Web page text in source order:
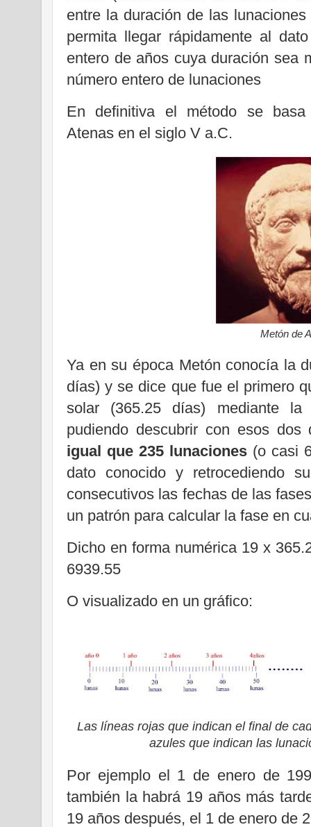
entre la duración de las
permita llegar rápidamente al
entero de años cuya duración sea
número entero de lunaciones
En definitiva el método se
Atenas en el siglo V a.C.
Metón de
Ya en su época Metón conocía la
días) y se dice que fue el primero
solar (365.25 días) mediante
pudiendo descubrir con esos dos
igual que 235 lunaciones (o casi
dato conocido y retrocediendo
consecutivos las fechas de las
un patrón para calcular la fase en
Dicho en forma numérica 19 x
6939.55
O visualizado en un gráfico:
Las líneas rojas que indican el final de
azules que indican las
Por ejemplo el 1 de enero de
también la habrá 19 años más
19 años después, el 1 de enero de